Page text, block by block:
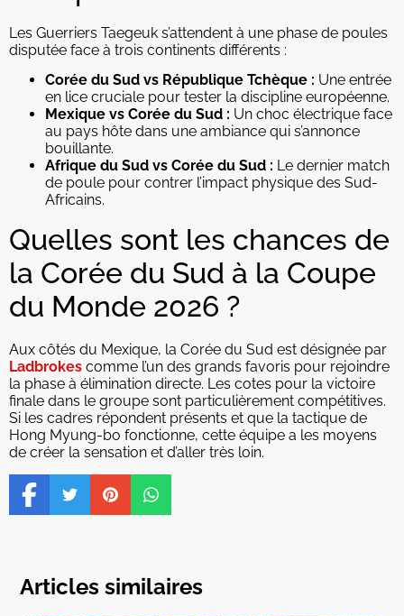
Les Guerriers Taegeuk s’attendent à une phase de poules
disputée face à trois continents différents :
Corée du Sud vs République Tchèque : Une entrée
en lice cruciale pour tester la discipline européenne.
Mexique vs Corée du Sud : Un choc électrique face
au pays hôte dans une ambiance qui s’annonce
bouillante.
Afrique du Sud vs Corée du Sud : Le dernier match
de poule pour contrer l’impact physique des Sud-
Africains.
Quelles sont les chances de
la Corée du Sud à la Coupe
du Monde 2026 ?
Aux côtés du Mexique, la Corée du Sud est désignée par
Ladbrokes comme l’un des grands favoris pour rejoindre
la phase à élimination directe. Les cotes pour la victoire
finale dans le groupe sont particulièrement compétitives.
Si les cadres répondent présents et que la tactique de
Hong Myung-bo fonctionne, cette équipe a les moyens
de créer la sensation et d’aller très loin.
Articles similaires